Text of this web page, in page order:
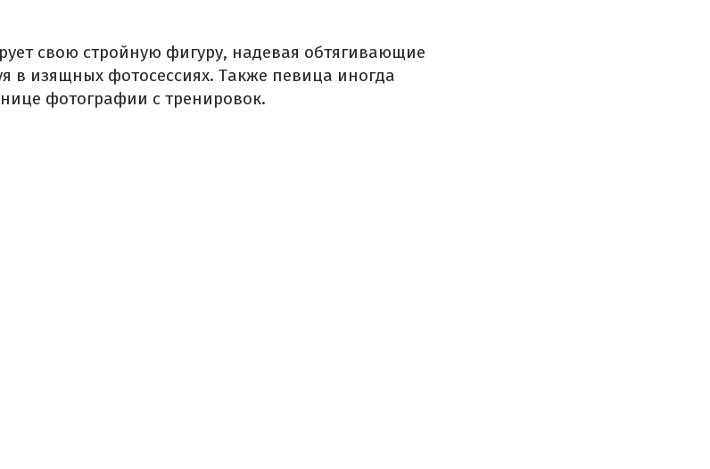
свою стройную фигуру, надевая обтягивающие
в изящных фотосессиях. Также певица иногда
фотографии с тренировок.